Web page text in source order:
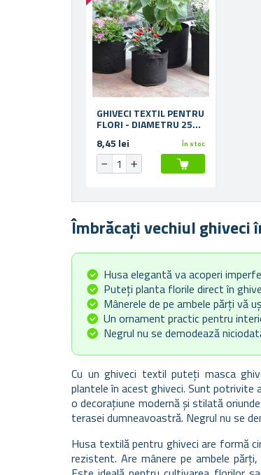
GHIVECI TEXTIL PENTRU
FLORI - DIAMETRU 25
8,45 lei În stoc
Îmbrăcați vechiul ghiveci
Husa elegantă va acoperi
Puteți planta florile direct în
Mânerele de pe ambele părți vă
Un ornament practic pentru
Negrul nu se demodează
Cu un ghiveci textil puteți masca
plantele în acest ghiveci. Sunt
o decorațiune modernă și stilată
terasei dumneavoastră. Negrul nu se
Husa textilă pentru ghiveci are formă
rezistent. Are mânere pe ambele